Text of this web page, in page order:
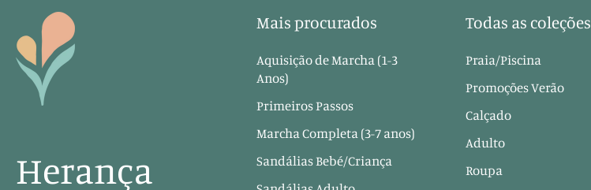
Herança
Mais procurados
Aquisição de Marcha (1-3
Anos)
Primeiros Passos
Marcha Completa (3-7 anos)
Sandálias Bebé/Criança
Todas as coleções
Praia/Piscina
Promoções Verão
Calçado
Adulto
Roupa